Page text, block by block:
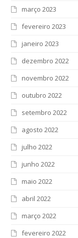
março 2023
fevereiro 2023
janeiro 2023
dezembro 2022
novembro 2022
outubro 2022
setembro 2022
agosto 2022
julho 2022
junho 2022
maio 2022
abril 2022
março 2022
fevereiro 2022